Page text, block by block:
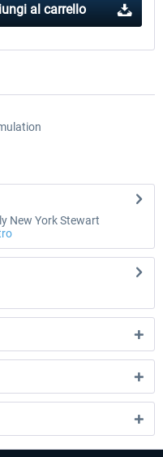
al carrello
New York Stewart